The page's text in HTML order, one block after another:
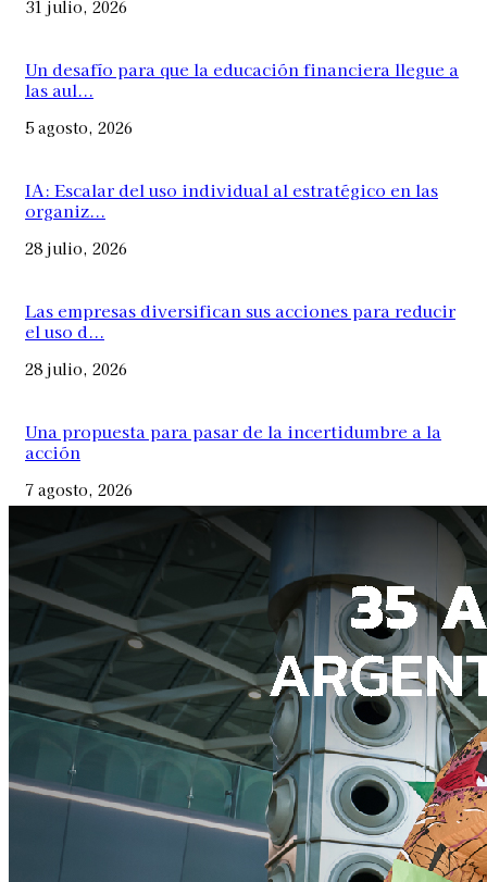
31 julio, 2026
Un desafío para que la educación financiera llegue a
las aul...
5 agosto, 2026
IA: Escalar del uso individual al estratégico en las
organiz...
28 julio, 2026
Las empresas diversifican sus acciones para reducir
el uso d...
28 julio, 2026
Una propuesta para pasar de la incertidumbre a la
acción
7 agosto, 2026